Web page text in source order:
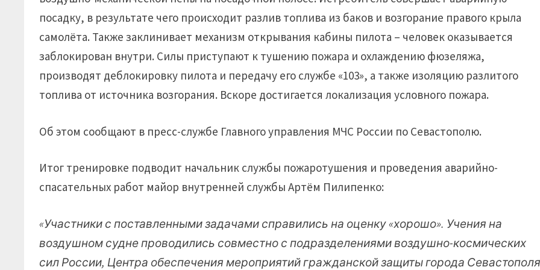
посадку, в результате чего происходит разлив топлива из баков и возгорание правого крыла
самолёта. Также заклинивает механизм открывания кабины пилота – человек оказывается
заблокирован внутри. Силы приступают к тушению пожара и охлаждению фюзеляжа,
производят деблокировку пилота и передачу его службе «103», а также изоляцию разлитого
топлива от источника возгорания. Вскоре достигается локализация условного пожара.
Об этом сообщают в пресс-службе Главного управления МЧС России по Севастополю.
Итог тренировке подводит начальник службы пожаротушения и проведения аварийно-
спасательных работ майор внутренней службы Артём Пилипенко:
«Участники с поставленными задачами справились на оценку «хорошо». Учения на
воздушном судне проводились совместно с подразделениями воздушно-космических
сил России, Центра обеспечения мероприятий гражданской защиты города